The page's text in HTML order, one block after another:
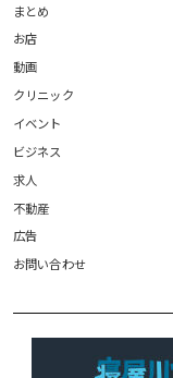
まとめ
お店
動画
クリニック
イベント
ビジネス
求人
不動産
広告
お問い合わせ